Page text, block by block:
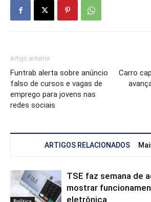
Artigo anterior
Funtrab alerta sobre anúncio
falso de cursos e vagas de
emprego para jovens nas
redes sociais
Carro
ARTIGOS RELACIONADOS
TSE faz semana de
mostrar
eletrônica